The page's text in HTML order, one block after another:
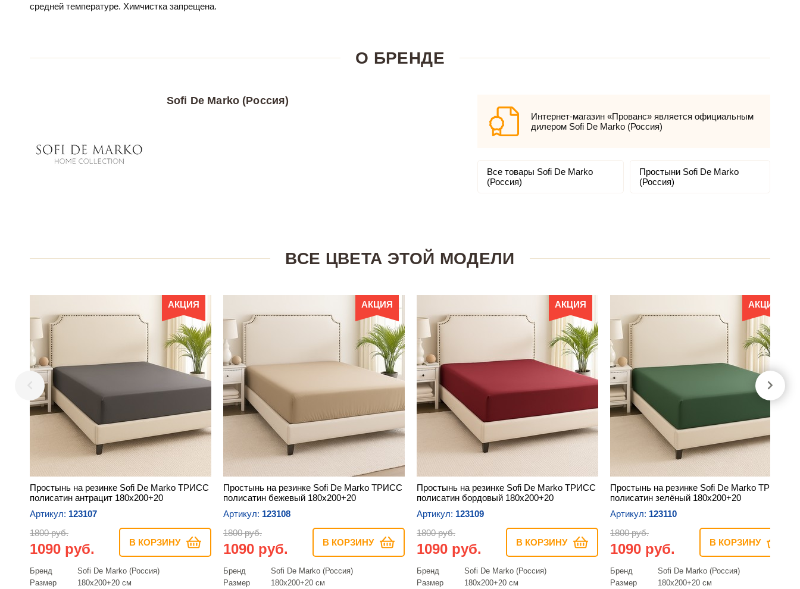
средней температуре. Химчистка запрещена.
О БРЕНДЕ
Sofi De Marko (Россия)
Интернет-магазин «Прованс» является официальным
дилером Sofi De Marko (Россия)
Все товары Sofi De Marko
(Россия)
Простыни Sofi De Marko
(Россия)
ВСЕ ЦВЕТА ЭТОЙ МОДЕЛИ
АКЦИЯ
Простынь на резинке Sofi De Marko ТРИСС
полисатин антрацит 180х200+20
Артикул: 123107
1800 руб.
1090 руб. В КОРЗИНУ
Бренд
Sofi De Marko (Россия)
Размер
180х200+20 см
АКЦИЯ
Простынь на резинке Sofi De Marko ТРИСС
полисатин бежевый 180х200+20
Артикул: 123108
1800 руб.
1090 руб. В КОРЗИНУ
Бренд
Sofi De Marko (Россия)
Размер
180х200+20 см
АКЦИЯ
Простынь на резинке Sofi De Marko ТРИСС
полисатин бордовый 180х200+20
Артикул: 123109
1800 руб.
1090 руб. В КОРЗИНУ
Бренд
Sofi De Marko (Россия)
Размер
180х200+20 см
АКЦИЯ
Простынь на резинке Sofi De Marko ТРИСС
полисатин зелёный 180х200+20
Артикул: 123110
1800 руб.
1090 руб. В КОРЗИНУ
Бренд
Sofi De Marko (Россия)
Размер
180х200+20 см